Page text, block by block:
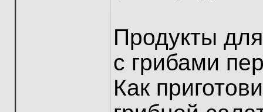
Продукты
с грибами
Как